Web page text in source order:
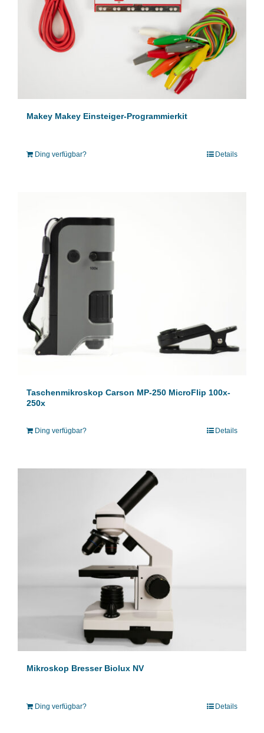
Makey Makey Einsteiger-Programmierkit
Ding verfügbar? Details
Taschenmikroskop Carson MP-250 MicroFlip 100x-
250x
Ding verfügbar? Details
Mikroskop Bresser Biolux NV
Ding verfügbar? Details